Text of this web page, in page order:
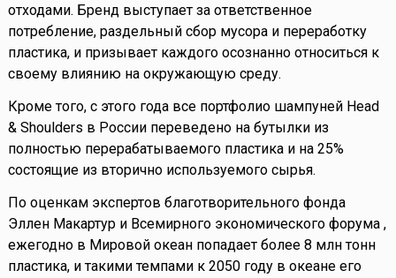
отходами. Бренд выступает за ответственное
потребление, раздельный сбор мусора и переработку
пластика, и призывает каждого осознанно относиться к
своему влиянию на окружающую среду.
Кроме того, с этого года все портфолио шампуней Head
& Shoulders в России переведено на бутылки из
полностью перерабатываемого пластика и на 25%
состоящие из вторично используемого сырья.
По оценкам экспертов благотворительного фонда
Эллен Макартур и Всемирного экономического форума ,
ежегодно в Мировой океан попадает более 8 млн тонн
пластика, и такими темпами к 2050 году в океане его